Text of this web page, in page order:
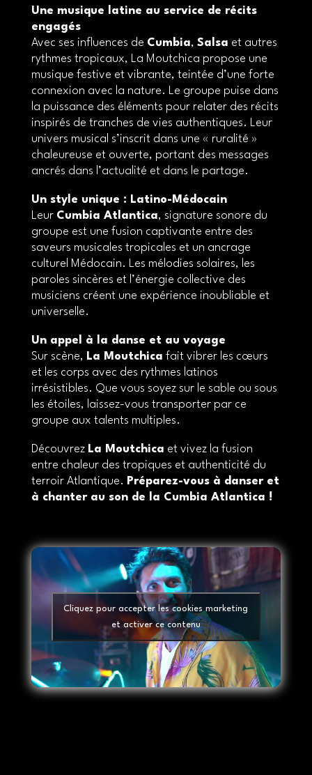
Une musique latine au service de récits
engagés
Avec ses influences de Cumbia, Salsa et autres
rythmes tropicaux, La Moutchica propose une
musique festive et vibrante, teintée d’une forte
connexion avec la nature. Le groupe puise dans
la puissance des éléments pour relater des récits
inspirés de tranches de vies authentiques. Leur
univers musical s’inscrit dans une « ruralité »
chaleureuse et ouverte, portant des messages
ancrés dans l’actualité et dans le partage.
Un style unique : Latino-Médocain
Leur Cumbia Atlantica, signature sonore du
groupe est une fusion captivante entre des
saveurs musicales tropicales et un ancrage
culturel Médocain. Les mélodies solaires, les
paroles sincères et l’énergie collective des
musiciens créent une expérience inoubliable et
universelle.
Un appel à la danse et au voyage
Sur scène, La Moutchica fait vibrer les cœurs
et les corps avec des rythmes latinos
irrésistibles. Que vous soyez sur le sable ou sous
les étoiles, laissez-vous transporter par ce
groupe aux talents multiples.
Découvrez La Moutchica et vivez la fusion
entre chaleur des tropiques et authenticité du
terroir Atlantique. Préparez-vous à danser et
à chanter au son de la Cumbia Atlantica !
Cliquez pour accepter les cookies marketing
et activer ce contenu